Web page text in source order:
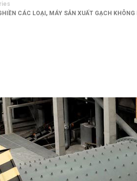
CÁC LOẠI , MÁY SẢN XUẤT GẠCH KHÔNG